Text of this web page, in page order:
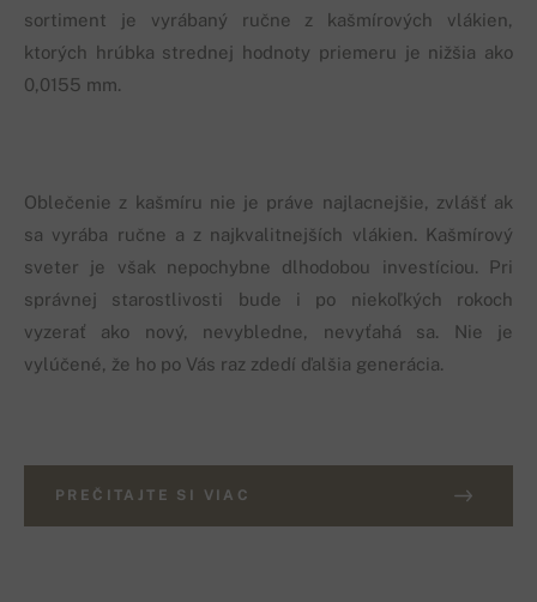
sortiment je vyrábaný ručne z kašmírových vlákien,
ktorých hrúbka strednej hodnoty priemeru je nižšia ako
0,0155 mm.
Oblečenie z kašmíru nie je práve najlacnejšie, zvlášť ak
sa vyrába ručne a z najkvalitnejších vlákien. Kašmírový
sveter je však nepochybne dlhodobou investíciou. Pri
správnej starostlivosti bude i po niekoľkých rokoch
vyzerať ako nový, nevybledne, nevyťahá sa. Nie je
vylúčené, že ho po Vás raz zdedí ďalšia generácia.
PREČITAJTE SI VIAC